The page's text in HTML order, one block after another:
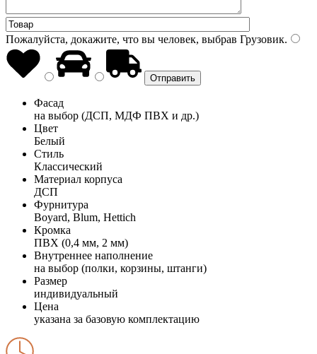
Пожалуйста, докажите, что вы человек, выбрав Грузовик.
Фасад
на выбор (ДСП, МДФ ПВХ и др.)
Цвет
Белый
Стиль
Классический
Материал корпуса
ДСП
Фурнитура
Boyard, Blum, Hettich
Кромка
ПВХ (0,4 мм, 2 мм)
Внутреннее наполнение
на выбор (полки, корзины, штанги)
Размер
индивидуальный
Цена
указана за базовую комплектацию